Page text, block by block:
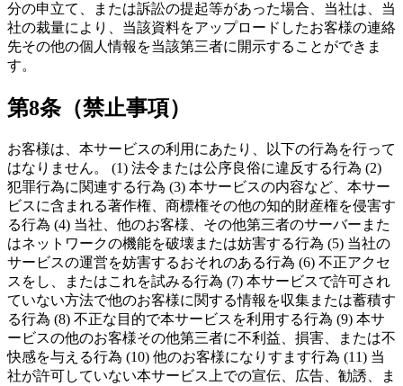
分の申立て、または訴訟の提起等があった場合、当社は、当
社の裁量により、当該資料をアップロードしたお客様の連絡
先その他の個人情報を当該第三者に開示することができま
す。
第8条（禁止事項）
お客様は、本サービスの利用にあたり、以下の行為を行って
はなりません。 (1) 法令または公序良俗に違反する行為 (2)
犯罪行為に関連する行為 (3) 本サービスの内容など、本サー
ビスに含まれる著作権、商標権その他の知的財産権を侵害す
る行為 (4) 当社、他のお客様、その他第三者のサーバーまた
はネットワークの機能を破壊または妨害する行為 (5) 当社の
サービスの運営を妨害するおそれのある行為 (6) 不正アクセ
スをし、またはこれを試みる行為 (7) 本サービスで許可され
ていない方法で他のお客様に関する情報を収集または蓄積す
る行為 (8) 不正な目的で本サービスを利用する行為 (9) 本サ
ービスの他のお客様その他第三者に不利益、損害、または不
快感を与える行為 (10) 他のお客様になりすます行為 (11) 当
社が許可していない本サービス上での宣伝、広告、勧誘、ま